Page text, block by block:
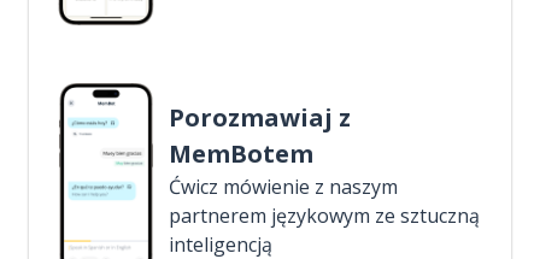
Porozmawiaj z
MemBotem
Ćwicz mówienie z naszym
partnerem językowym ze sztuczną
inteligencją